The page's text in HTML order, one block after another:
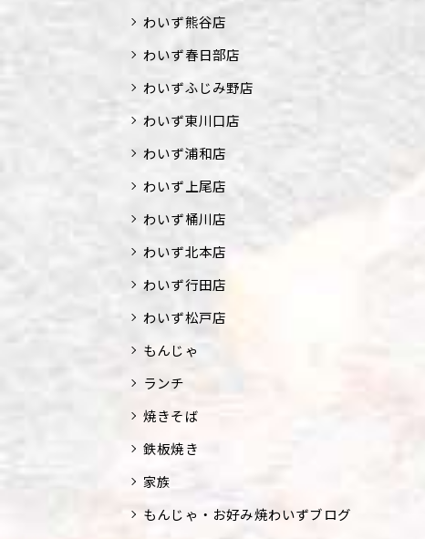
わいず熊谷店
わいず春日部店
わいずふじみ野店
わいず東川口店
わいず浦和店
わいず上尾店
わいず桶川店
わいず北本店
わいず行田店
わいず松戸店
もんじゃ
ランチ
焼きそば
鉄板焼き
家族
もんじゃ・お好み焼わいずブログ